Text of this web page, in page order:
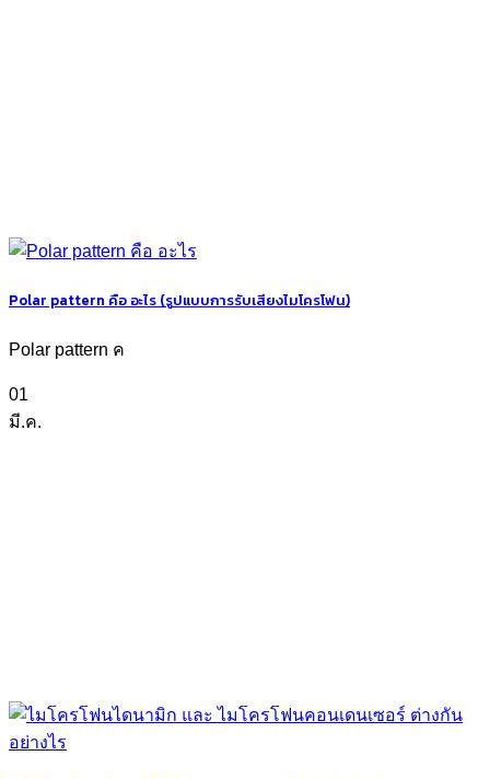
Polar pattern คือ อะไร (รูปแบบการรับเสียงไมโครโฟน)
Polar pattern ค
01
มี.ค.